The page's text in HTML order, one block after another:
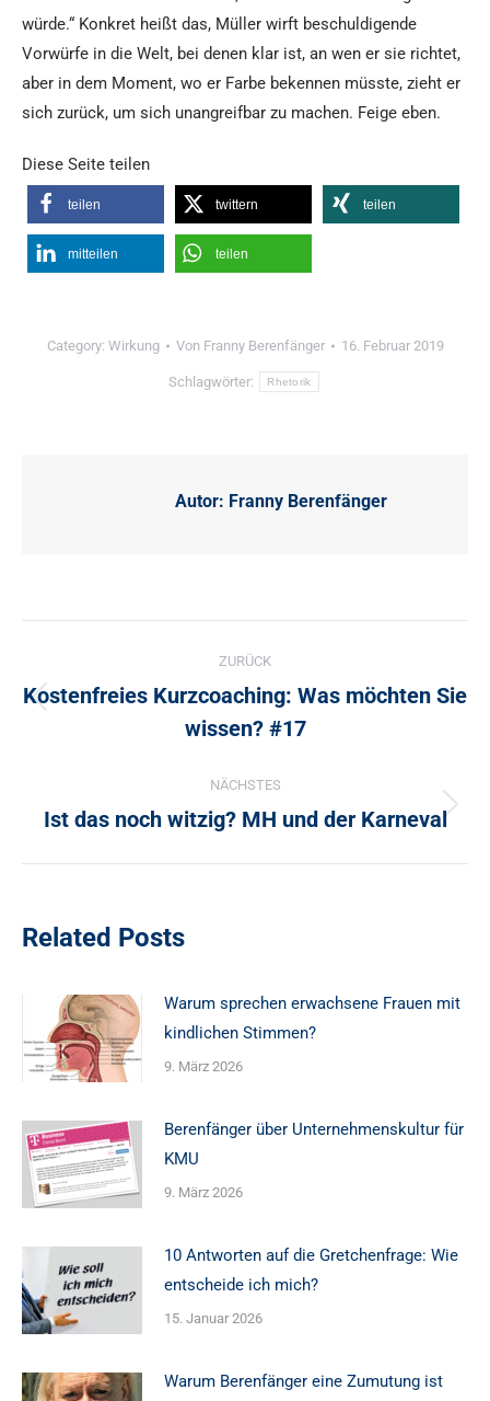
wür­de.“ Konkret heißt das, Müller wirft beschuldigende
Vorwürfe in die Welt, bei denen klar ist, an wen er sie richtet,
aber in dem Moment, wo er Farbe bekennen müsste, zieht er
sich zurück, um sich unangreifbar zu machen. Feige eben.
Diese Seite teilen
teilen twittern teilen
mitteilen teilen
Category: Wirkung Von Franny Berenfänger 16. Februar 2019
Schlagwörter: Rhetorik
Autor: Franny Berenfänger
ZURÜCK
Vorheriger
Beitrag:
Kostenfreies Kurzcoaching: Was möchten Sie
wissen? #17
NÄCHSTES
Nächster
Ist das noch witzig? MH und der Karneval
Related Posts
Warum sprechen erwachsene Frauen mit
kindlichen Stimmen?
9. März 2026
Berenfänger über Unternehmenskultur für
KMU
9. März 2026
10 Antworten auf die Gretchenfrage: Wie
entscheide ich mich?
15. Januar 2026
Warum Berenfänger eine Zumutung ist